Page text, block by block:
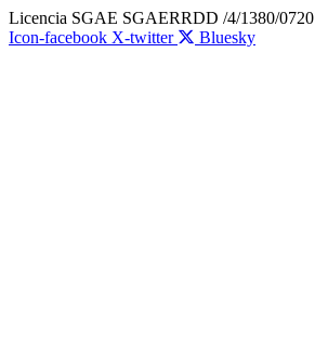
Ir
al
Licencia SGAE SGAERRDD /4/1380/0720
Icon-facebook X-twitter Bluesky